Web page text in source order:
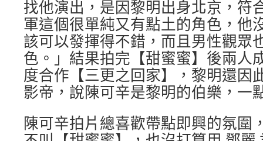
找他演出，是因黎明出身北京，符
軍這個很單純又有點土的角色，他
該可以發揮得不錯，而且男性觀眾
色。」結果拍完【甜蜜蜜】後兩人
度合作【三更之回家】，黎明還因
影帝，說陳可辛是黎明的伯樂，一
陳可辛拍片總喜歡帶點即興的氛圍